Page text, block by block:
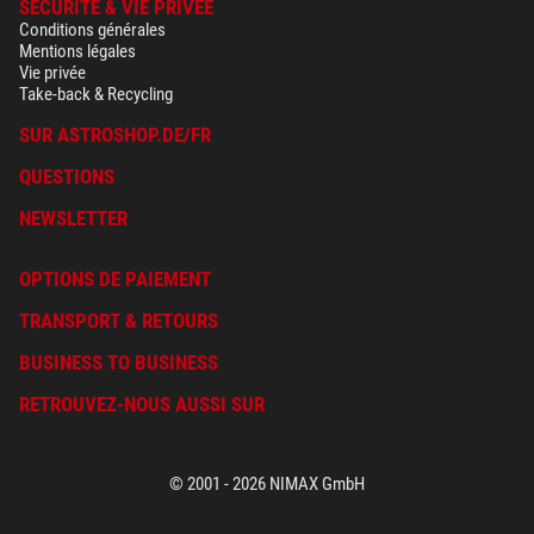
SÉCURITÉ & VIE PRIVÉE
Conditions générales
Mentions légales
Vie privée
Take-back & Recycling
SUR ASTROSHOP.DE/FR
QUESTIONS
NEWSLETTER
OPTIONS DE PAIEMENT
TRANSPORT & RETOURS
BUSINESS TO BUSINESS
RETROUVEZ-NOUS AUSSI SUR
© 2001 - 2026 NIMAX GmbH